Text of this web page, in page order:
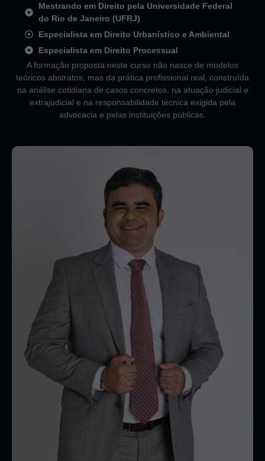
Mestrando em Direito pela Universidade Federal
do Rio de Janeiro (UFRJ)
Especialista em Direito Urbanístico e Ambiental
Especialista em Direito Processual
A formação proposta neste curso não nasce de modelos
teóricos abstratos, mas da prática profissional real, construída
na análise cotidiana de casos concretos, na atuação judicial e
extrajudicial e na responsabilidade técnica exigida pela
advocacia e pelas instituições públicas.